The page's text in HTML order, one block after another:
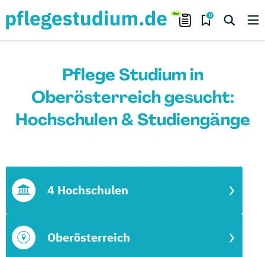
0
Pflege Studium in
Oberösterreich gesucht:
Hochschulen & Studiengänge
Oberösterreich
4 Hochschulen